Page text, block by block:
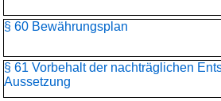
§ 60 Bewährungsplan
§ 61 Vorbehalt der nachträglichen
Aussetzung